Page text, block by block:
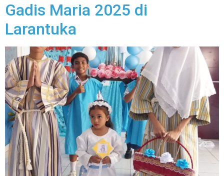
Gadis Maria 2025 di
Larantuka